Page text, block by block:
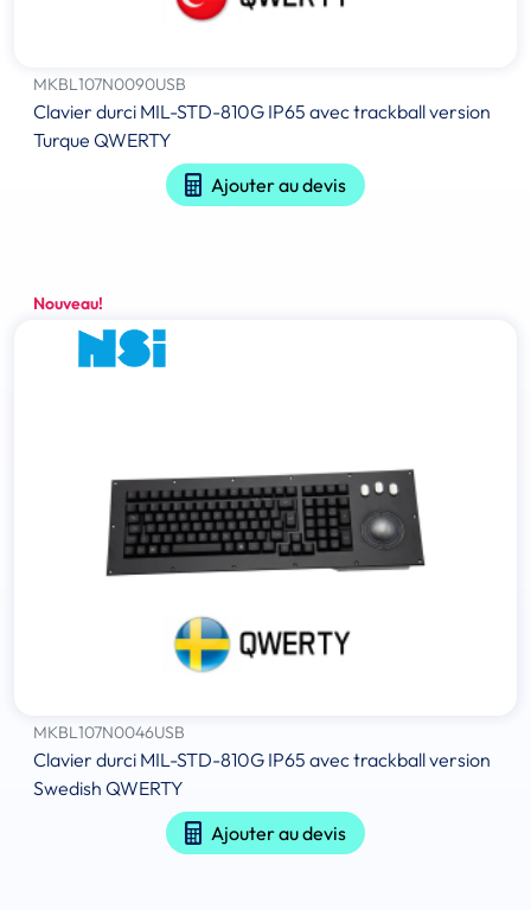
MKBL107N0090USB
Clavier durci MIL-STD-810G IP65 avec trackball version
Turque QWERTY
Ajouter au devis
Nouveau!
MKBL107N0046USB
Clavier durci MIL-STD-810G IP65 avec trackball version
Swedish QWERTY
Ajouter au devis